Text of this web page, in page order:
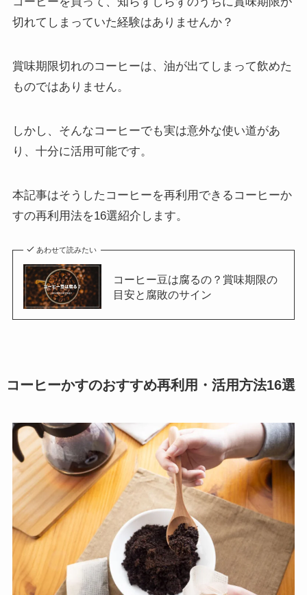
切れてしまっていた経験はありませんか？
賞味期限切れのコーヒーは、油が出てしまって飲めた
ものではありません。
しかし、そんなコーヒーでも実は意外な使い道があ
り、十分に活用可能です。
本記事はそうしたコーヒーを再利用できるコーヒーか
すの再利用法を16選紹介します。
あわせて読みたい
コーヒー豆は腐るの？賞味期限の
目安と腐敗のサイン
コーヒーかすのおすすめ再利用・活用方法16選